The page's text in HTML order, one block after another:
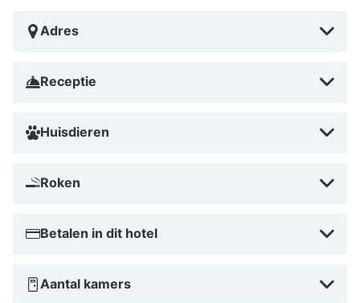
Adres
Receptie
Huisdieren
Roken
Betalen in dit hotel
Aantal kamers